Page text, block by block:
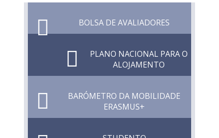
BOLSA DE AVALIADORES
PLANO NACIONAL PARA O
ALOJAMENTO
BARÓMETRO DA MOBILIDADE
ERASMUS+